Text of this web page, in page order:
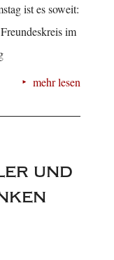
ist es soweit:
im
mehr lesen
und